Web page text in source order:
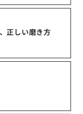
正しい磨き方